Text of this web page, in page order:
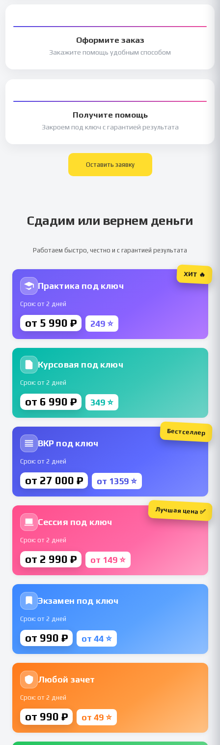
Оформите заказ
Закажите помощь удобным способом
Получите помощь
Закроем под ключ с гарантией результата
Оставить заявку
Сдадим или вернем деньги
Работаем быстро, честно и с гарантией результата
Практика под ключ
Срок: от 2 дней
от 5 990 ₽ 249 ⭐
ХИТ 🔥
Курсовая под ключ
Срок: от 2 дней
от 6 990 ₽ 349 ⭐
ВКР под ключ
Срок: от 2 дней
от 27 000 ₽ от 1359 ⭐
Бестселлер
Сессия под ключ
Срок: от 2 дней
от 2 990 ₽ от 149 ⭐
Лучшая цена ✅
Экзамен под ключ
Срок: от 2 дней
от 990 ₽ от 44 ⭐
Любой зачет
Срок: от 2 дней
от 990 ₽ от 49 ⭐